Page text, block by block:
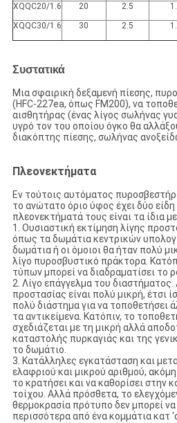
XQQC20/1.6 20 2.5
XQQC30/1.6
30 2.5
Συστατικά
Μια σφαιρική δεξαμενή πίεσης,
(HFC-227ea, όπως FM200), να
αισθητήρας (ένας λίγος σωλήνας
υγρό τον του οποίου όγκο θα
διακόπτης πίεσης, σωλήνας
Πλεονεκτήματα
Εν τούτοις αυτόματος
το ανώτατο όριο ύφος έχει δύο
πλεονεκτήματά τους είναι τα ίδια
1. Ουσιαστική εκτίμηση λίγης
όπως τα δωμάτια κεντρικών
δωμάτια ή οι όμοιοι θα ήταν πολύ
λίγο πυροσβυστικό πράκτορα.
τύπων μπορεί να διαδραματίσει το
2. Λίγο επάγγελμα του
προστασίας είναι πολύ μικρή, έτσι
πολύ διάστημα για να τοποθετήσει
τα αντικείμενα. Κατόπιν, το
σχεδιάζεται με τη μικρή αλλά
καταστολής πυρκαγιάς και της
το δωμάτιο.
3. Κατάλληλες εγκατάσταση και
ελαφριού και μικρού αριθμού,
το κρατήσει και να καθορίσει
τοίχου. Αλλά πρόσθετα, το
θερμοκρασία πρότυπο δεν μπορεί
περισσότερα από ένα κομμάτια κατ